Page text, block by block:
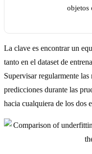
objetos
La clave es encontrar un
tanto en el dataset de
Supervisar regularmente
predicciones durante las
hacia cualquiera de los dos